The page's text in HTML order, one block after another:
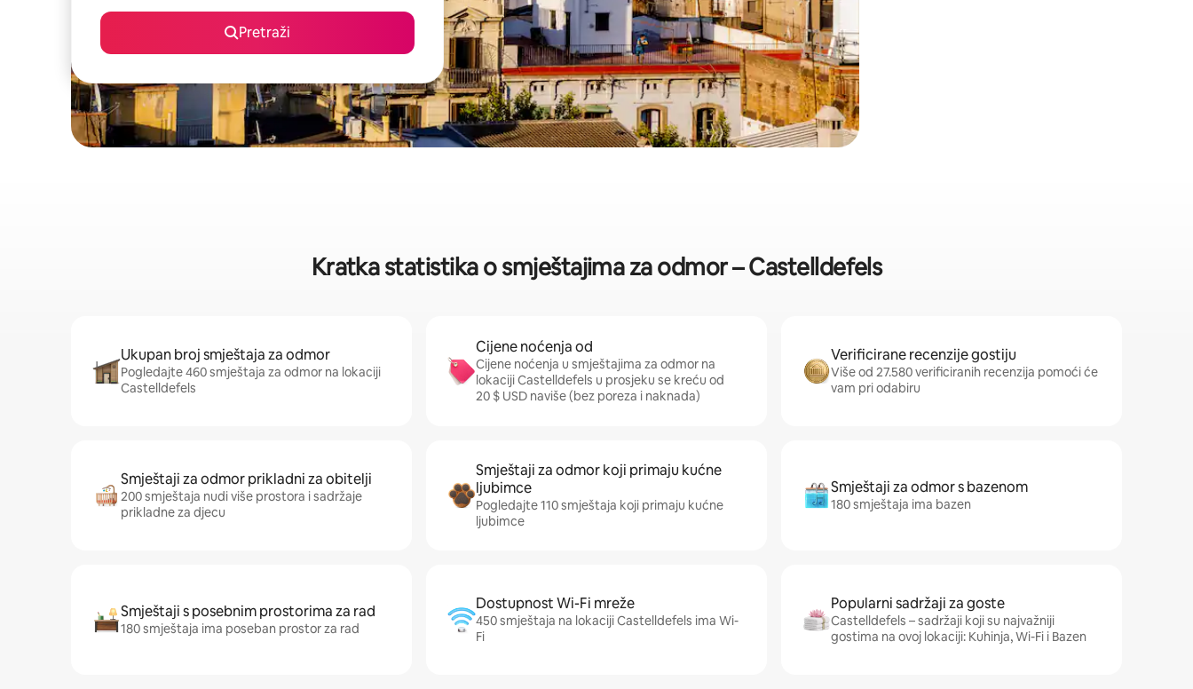
Pretraži
Kratka statistika o smještajima za odmor – Castelldefels
Ukupan broj smještaja za odmor
Pogledajte 460 smještaja za odmor na lokaciji
Castelldefels
Cijene noćenja od
Cijene noćenja u smještajima za odmor na
lokaciji Castelldefels u prosjeku se kreću od
20 $ USD naviše (bez poreza i naknada)
Verificirane recenzije gostiju
Više od 27.580 verificiranih recenzija pomoći će
vam pri odabiru
Smještaji za odmor prikladni za obitelji
200 smještaja nudi više prostora i sadržaje
prikladne za djecu
Smještaji za odmor koji primaju kućne
ljubimce
Pogledajte 110 smještaja koji primaju kućne
ljubimce
Smještaji za odmor s bazenom
180 smještaja ima bazen
Smještaji s posebnim prostorima za rad
180 smještaja ima poseban prostor za rad
Dostupnost Wi-Fi mreže
450 smještaja na lokaciji Castelldefels ima Wi-
Fi
Popularni sadržaji za goste
Castelldefels – sadržaji koji su najvažniji
gostima na ovoj lokaciji: Kuhinja, Wi-Fi i Bazen